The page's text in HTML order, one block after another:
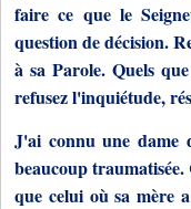
faire ce que le
question de décision.
à sa Parole. Quels
refusez l'inquiétude,
J'ai connu une dame
beaucoup traumatisée.
que celui où sa mère